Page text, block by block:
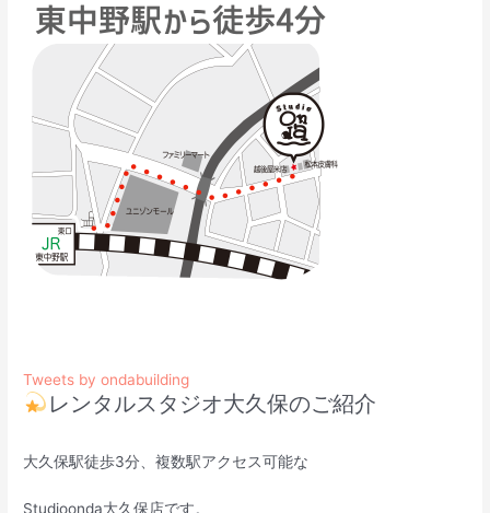
Tweets by ondabuilding
レンタルスタジオ大久保のご紹介
大久保駅徒歩3分、複数駅アクセス可能な
Studioonda大久保店です。